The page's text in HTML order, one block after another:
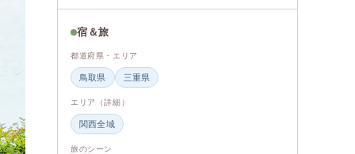
宿＆旅
都道府県・エリア
鳥取県 三重県
エリア（詳細）
関西全域
旅のシーン